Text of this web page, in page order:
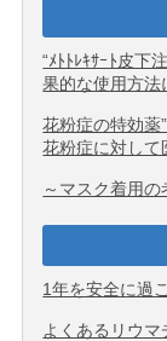
“ﾒﾄﾄﾚｷｻｰﾄ皮下
果的な使用方法
花粉症の特効薬
花粉症に対して
～マスク着用
1年を安全に過
よくあるリウマ